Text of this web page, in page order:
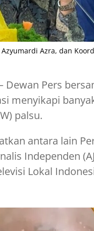
Azyumardi Azra, dan
Dewan Pers
menyikapi
palsu.
antara lain
Independen
Lokal